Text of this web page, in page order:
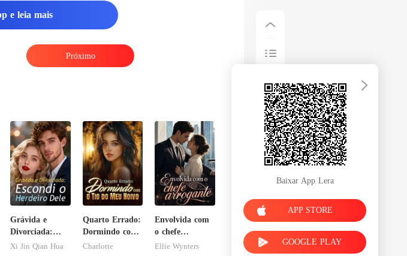
e leia mais
Próximo
Grávida e
Divorciada:
Escondi o
Xi Jin Qian Hua
Quarto Errado:
Dormindo com
o Tio do Meu
Charlotte
Envolvida com
o chefe
arrogante
Ellie Wynters
Baixar App Lera
APP STORE
GOOGLE PLAY